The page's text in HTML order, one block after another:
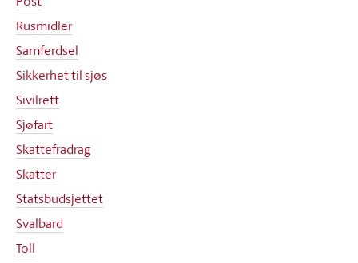
Rusmidler
Samferdsel
Sikkerhet til sjøs
Sivilrett
Sjøfart
Skattefradrag
Skatter
Statsbudsjettet
Svalbard
Toll